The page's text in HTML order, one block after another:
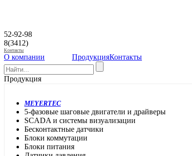
52-92-98
8(3412)
Контакты
О компании ПродукцияКонтакты
Продукция
MEYERTEC
5-фазовые шаговые двигатели и драйверы
SCADA и системы визуализации
Бесконтактные датчики
Блоки коммутации
Блоки питания